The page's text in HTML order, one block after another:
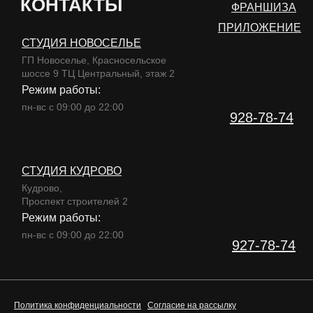
927-78-74
928-78-74
СТУДИЯ КУДРОВО
Кудрово,
Проспект строителей 2
Режим работы:
пн-вс с 09:00 до 22:00
СТУДИЯ НОВОСЕЛЬЕ
ГП Новоселье, Красносельское
шоссе 9 ТЦ Центральный, этаж 2
Режим работы:
пн-вс с 09:00 до 22:00
КОНТАКТЫ
Политика конфиденциальности
Согласие на рассылку
ПРИЛОЖЕНИЕ
ФРАНШИЗА